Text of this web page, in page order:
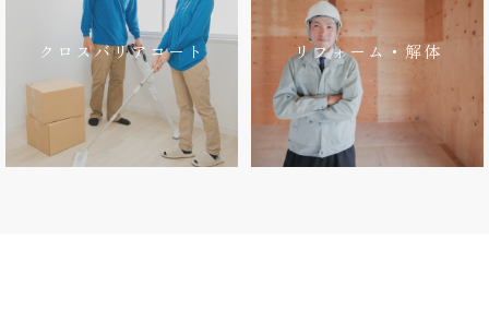
クロスバリアコート リフォーム・解体